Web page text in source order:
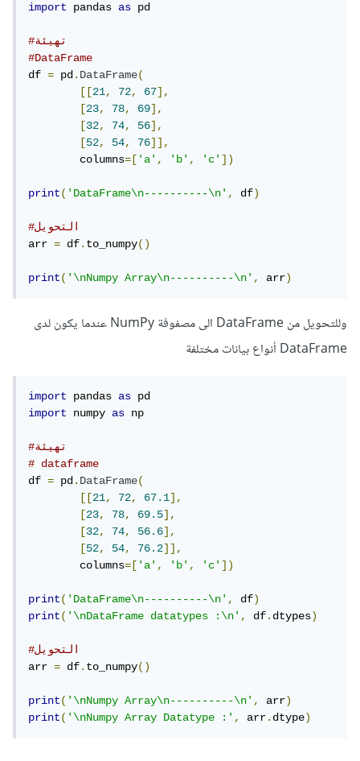
import pandas as pd
#تهيئة
#DataFrame
df = pd.DataFrame(
[[21, 72, 67],
[23, 78, 69],
[32, 74, 56],
[52, 54, 76]],
	columns
=['a', 'b', 'c'])
print('DataFrame\n----------\n', df)
#التحويل
arr = df.to_numpy()
print('\nNumpy Array\n----------\n', arr)
وللتحويل من DataFrame الى مصفوفة NumPy عندما يكون لدى
DataFrame أنواع بيانات مختلفة
import pandas as
import
numpy as np
#تهيئة
# dataframe
df = pd.DataFrame(
[[21, 72, 67.1],
[23, 78, 69.5],
[32, 74, 56.6],
[52, 54, 76.2]],
	columns
=['a', 'b', 'c'])
print('DataFrame\n----------\n', df)
print('\nDataFrame datatypes :\n', df.dtypes)
#التحويل
arr = df.to_numpy()
print('\nNumpy Array\n----------\n', arr)
print('\nNumpy Array Datatype :', arr.dtype)